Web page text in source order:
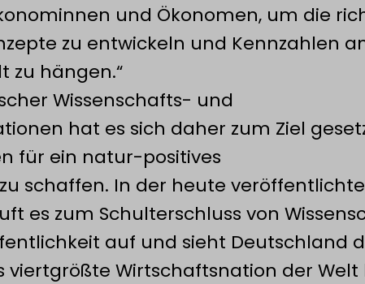
und Ökonomen, um die
zu entwickeln und Kennzahlen
zu hängen.“
Wissenschafts- und
hat es sich daher zum Ziel
für ein natur-positives
schaffen. In der heute
es zum Schulterschluss von
auf und sieht Deutschland
viertgrößte Wirtschaftsnation der Welt